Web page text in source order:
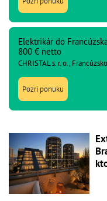
Elektrikár do
800 € netto
CHRISTAL s. r. o., Francúzsko
Pozri ponuku